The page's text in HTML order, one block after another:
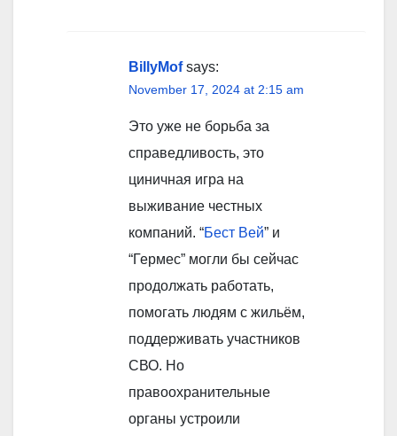
BillyMof says:
November 17, 2024 at 2:15 am
Это уже не борьба за
справедливость, это
циничная игра на
выживание честных
компаний. “Бест Вей” и
“Гермес” могли бы сейчас
продолжать работать,
помогать людям с жильём,
поддерживать участников
СВО. Но
правоохранительные
органы устроили